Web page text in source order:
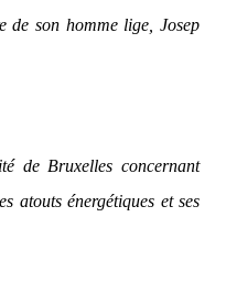
de son homme lige, Josep
de Bruxelles concernant
atouts énergétiques et ses